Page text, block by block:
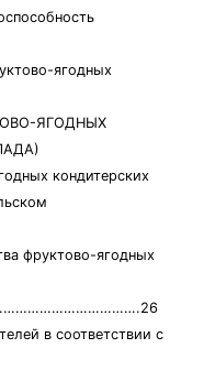
ягодных
ЯГОДНЫХ
кондитерских
фруктово-ягодных
в соответствии с